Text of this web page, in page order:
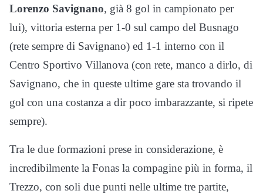
Lorenzo Savignano, già 8 gol in campionato per
lui), vittoria esterna per 1-0 sul campo del Busnago
(rete sempre di Savignano) ed 1-1 interno con il
Centro Sportivo Villanova (con rete, manco a dirlo, di
Savignano, che in queste ultime gare sta trovando il
gol con una costanza a dir poco imbarazzante, si ripete
sempre).
Tra le due formazioni prese in considerazione, è
incredibilmente la Fonas la compagine più in forma, il
Trezzo, con soli due punti nelle ultime tre partite,